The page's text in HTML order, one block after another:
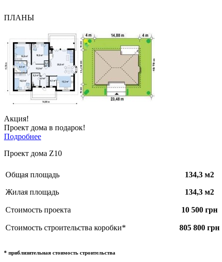
ПЛАНЫ
Акция!
Проект дома в подарок!
Подробнее
Проект дома Z10
Общая площадь 134,3 м2
Жилая площадь 134,3 м2
Стоимость проекта 10 500 грн
Стоимость строительства коробки* 805 800 грн
* приблизительная стоимость строительства